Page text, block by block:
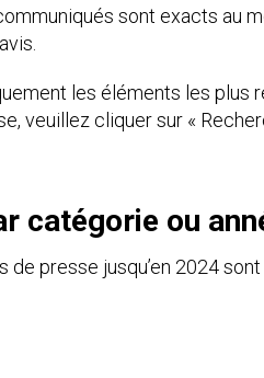
sont exacts au
les éléments les
veuillez cliquer sur «
catégorie ou
de presse jusqu’en 2024